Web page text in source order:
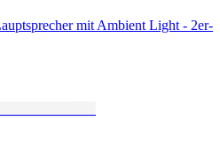
mit Ambient Light - 2er-